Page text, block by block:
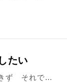
たい
旦那様は、障害があり短時間労働しかできず それでも頑張ってくれていると思っているのです。 私も仕事をしていますが、金銭的には苦しいです。 苦しいことは話しますが、詳しい話をすると精神的に弱ったり、自傷に走る旦那様なため密には話せず、私一人が走り回る感じです。 お金だけでなく、子供のこと、近所付き合い等も私の仕事です。 家では自分好きなテレビを見て、好きなことをして過ごす。 私と娘（10才）は話をしていてもウルサイ！テレビの邪魔！と邪険にされ 見たいテレビは旦那様に認めてもらえないと見れないので録画して内緒で見たり。 自分のほしいものは子供のようにねだり、買えないことを伝えてもキレるので できるだけやんわりと言葉を選び話しますが、毎日のように「なぜ？買えないのか！」と責められます。 娘も、ご機嫌を損ねないようにビクビクして暮らしています。 暴力を振るうことは決してありませんが…言葉の暴力はあるとおもいます。 旦那様が怒ると娘が部屋の隅で「ごめんなさい！ごめんなさい！」と泣き続けているのを見ると辛いです。 旦那様は病気で体調が悪いこと、精神的にも病んでいること、軽度ですが知的障害もあります。 なんとか助け合い生きてきたのですが最近、耐えられないことが増えここのの中で（死んでくれ！消えてくれ！）と唱えている自分がいます。 自分に怖くなります。 夫婦関係、親子関係は良くないのに取り繕って生きていくことに疲れました。 でも、離婚に踏み切れない自分もいます。私はどうやって生きていけば楽に生きれるのでしょうか？